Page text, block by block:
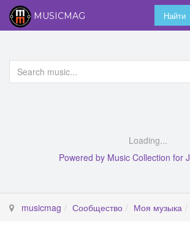
MUSICMAG
Powered by Music Collection for
musicmag Сообщество Моя музыка